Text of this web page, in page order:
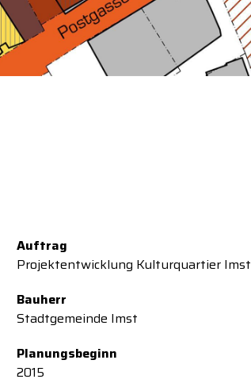
Auftrag
Projektentwicklung Kulturquartier Imst
Bauherr
Stadtgemeinde Imst
Planungsbeginn
2015